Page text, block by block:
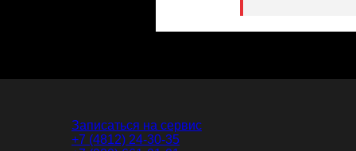
Записаться на сервис
+7 (4812) 24-30-35